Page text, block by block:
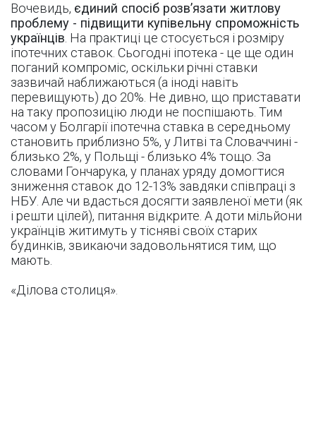
Вочевидь, єдиний спосіб розв’язати житлову
проблему - підвищити купівельну спроможність
українців . На практиці це стосується і розміру
іпотечних ставок. Сьогодні іпотека - це ще один
поганий компроміс, оскільки річні ставки
зазвичай наближаються (а іноді навіть
перевищують) до 20%. Не дивно, що приставати
на таку пропозицію люди не поспішають. Тим
часом у Болгарії іпотечна ставка в середньому
становить приблизно 5%, у Литві та Словаччині -
близько 2%, у Польщі - близько 4% тощо. За
словами Гончарука, у планах уряду домогтися
зниження ставок до 12-13% завдяки співпраці з
НБУ. Але чи вдасться досягти заявленої мети (як
і решти цілей), питання відкрите. А доти мільйони
українців житимуть у тісняві своїх старих
будинків, звикаючи задовольнятися тим, що
мають.
«Ділова столиця».